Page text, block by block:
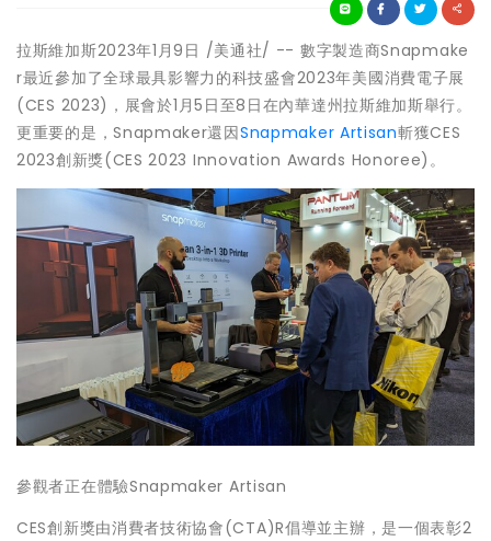
拉斯維加斯2023年1月9日 /美通社/ -- 數字製造商Snapmake
r最近參加了全球最具影響力的科技盛會2023年美國消費電子展
(CES 2023)， 展會於1月5日至8日在內華達州拉斯維加斯舉行。
更重要的是，Snapmaker還因Snapmaker Artisan斬獲CES
2023創新獎(CES 2023 Innovation Awards Honoree)。
參觀者正在體驗Snapmaker Artisan
CES創新獎由消費者技術協會(CTA)R倡導並主辦，是一個表彰2